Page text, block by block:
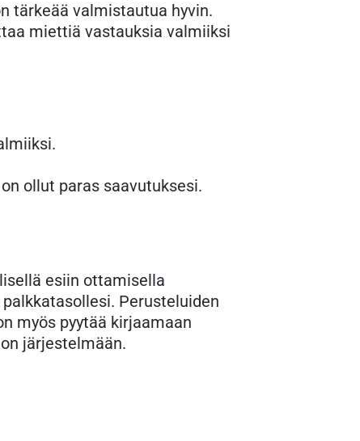
tärkeää valmistautua hyvin.
miettiä vastauksia valmiiksi
ollut paras saavutuksesi.
esiin ottamisella
Perusteluiden
myös pyytää kirjaamaan
järjestelmään.